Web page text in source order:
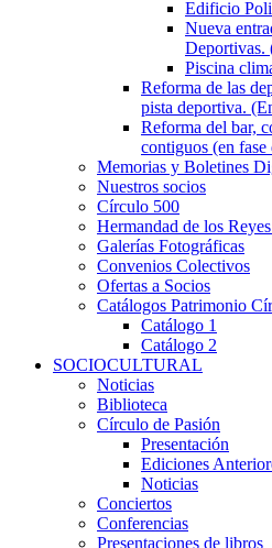
Edificio
Nueva
Deportivas.
Piscina
Reforma de las
pista deportiva.
Reforma del bar,
contiguos (en fase
Memorias y Boletines
Nuestros socios
Círculo 500
Hermandad de los
Galerías Fotográficas
Convenios Colectivos
Ofertas a Socios
Catálogos Patrimonio
Catálogo 1
Catálogo 2
SOCIOCULTURAL
Noticias
Biblioteca
Círculo de Pasión
Presentación
Ediciones
Noticias
Conciertos
Conferencias
Presentaciones de libros